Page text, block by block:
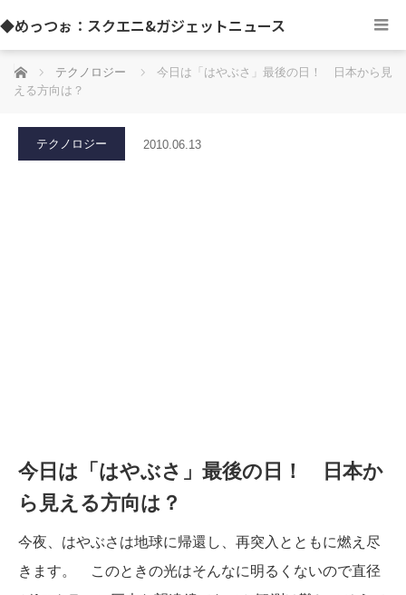
◆めっつぉ：スクエニ&ガジェットニュース
ホーム テクノロジー
今日は「はやぶさ」最後の日！ 日本から見
える方向は？
テクノロジー 2010.06.13
今日は「はやぶさ」最後の日！ 日本か
ら見える方向は？
今夜、はやぶさは地球に帰還し、再突入とともに燃え尽
きます。 このときの光はそんなに明るくないので直径